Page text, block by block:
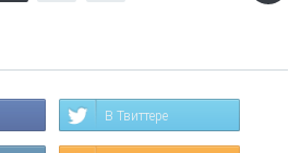
В Твиттере